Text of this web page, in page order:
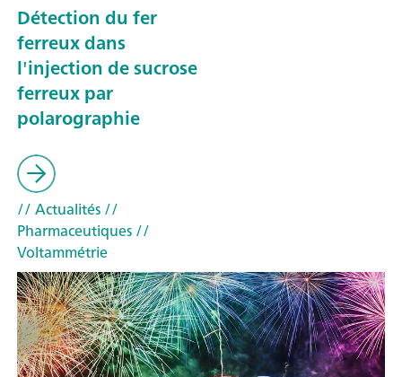
Détection du fer
ferreux dans
l'injection de sucrose
ferreux par
polarographie
// Actualités//
Pharmaceutiques//
Voltammétrie